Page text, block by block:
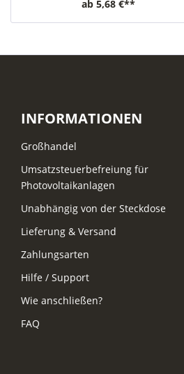
ab 5,68 €**
INFORMATIONEN
Großhandel
Umsatzsteuerbefreiung für
Photovoltaikanlagen
Unabhängig von der Steckdose
Lieferung & Versand
Zahlungsarten
Hilfe / Support
Wie anschließen?
FAQ